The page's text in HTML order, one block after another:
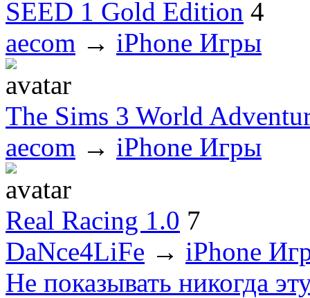
SEED 1 Gold Edition 4
aecom → iPhone Игры
The Sims 3 World
aecom → iPhone Игры
Real Racing 1.0 7
DaNce4LiFe → iPhone
Не показывать никогда